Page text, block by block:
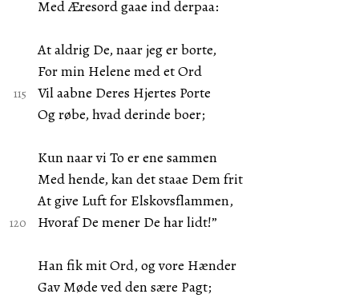
Med Æresord gaae ind derpaa:
At aldrig De, naar jeg er borte,
For min Helene med et Ord
Vil aabne Deres Hjertes Porte
Og røbe, hvad derinde boer;
Kun naar vi To er ene sammen
Med hende, kan det staae Dem frit
At give Luft for Elskovsflammen,
Hvoraf De mener De har lidt!”
Han fik mit Ord, og vore Hænder
Gav Møde ved den sære Pagt;